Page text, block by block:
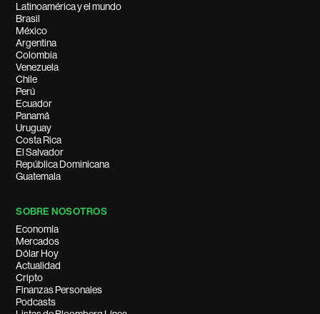
Latinoamérica y el mundo
Brasil
México
Argentina
Colombia
Venezuela
Chile
Perú
Ecuador
Panamá
Uruguay
Costa Rica
El Salvador
República Dominicana
Guatemala
SOBRE NOSOTROS
Economía
Mercados
Dólar Hoy
Actualidad
Cripto
Finanzas Personales
Podcasts